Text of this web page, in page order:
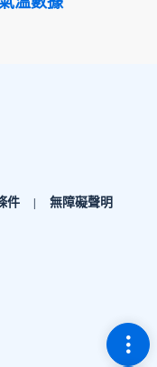
切
件 無障礙聲明